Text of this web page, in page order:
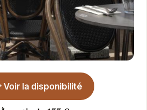
Voir la disponibilité